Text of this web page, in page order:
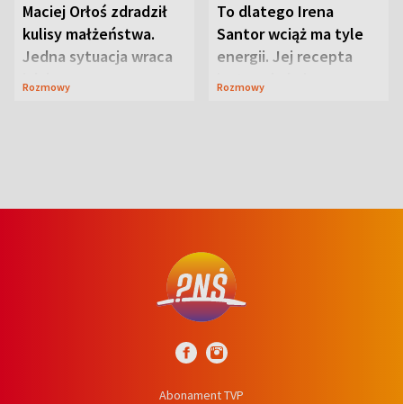
Maciej Orłoś zdradził
kulisy małżeństwa.
Jedna sytuacja wraca
jak bumerang
Rozmowy
To dlatego Irena
Santor wciąż ma tyle
energii. Jej recepta
jest zaskakująco
Rozmowy
Abonament TVP